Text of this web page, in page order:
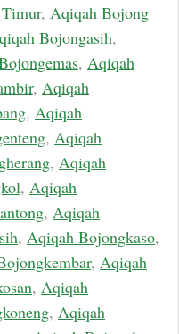
, Aqiqah Bojong
Bojongasih,
, Aqiqah
, Aqiqah
, Aqiqah
, Aqiqah
, Aqiqah
, Aqiqah
, Aqiqah
, Aqiqah Bojongkaso,
, Aqiqah
, Aqiqah
, Aqiqah